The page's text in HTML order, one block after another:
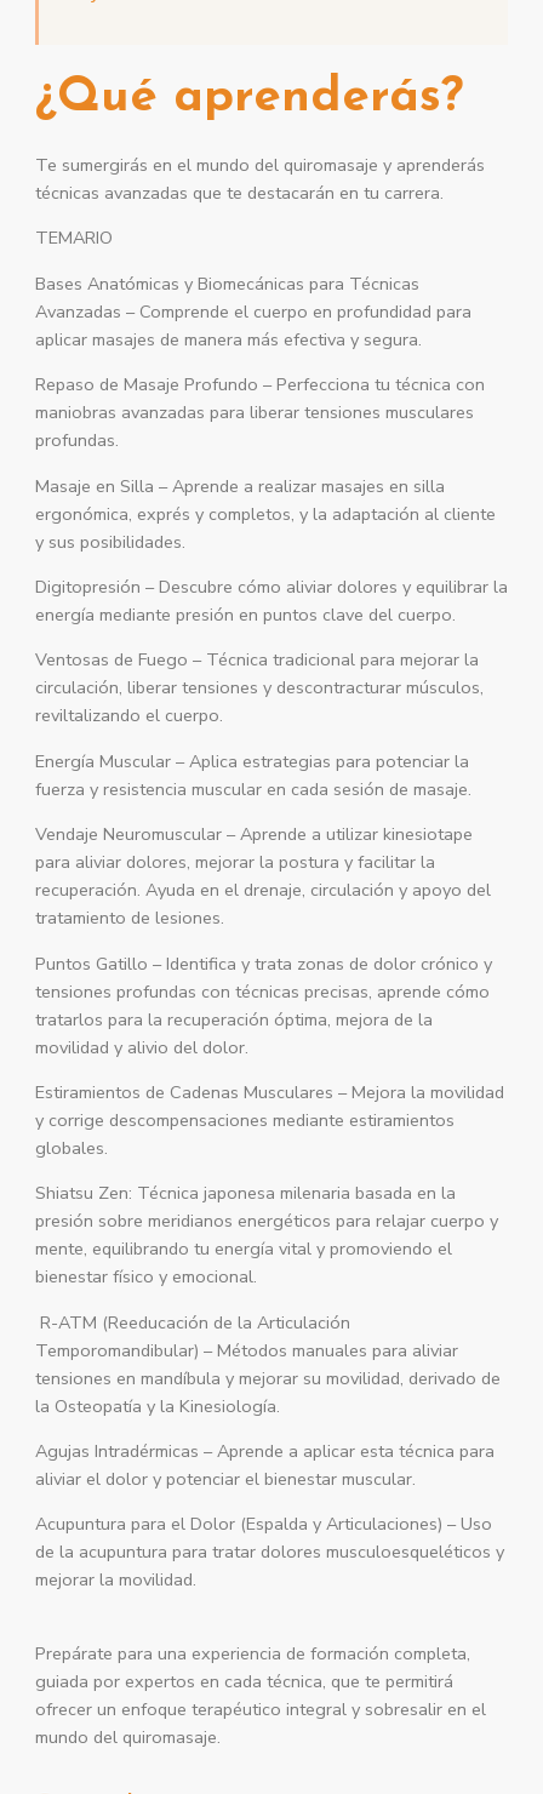
¿Qué aprenderás?
Te sumergirás en el mundo del quiromasaje y aprenderás
técnicas avanzadas que te destacarán en tu carrera.
TEMARIO
Bases Anatómicas y Biomecánicas para Técnicas
Avanzadas – Comprende el cuerpo en profundidad para
aplicar masajes de manera más efectiva y segura.
Repaso de Masaje Profundo – Perfecciona tu técnica con
maniobras avanzadas para liberar tensiones musculares
profundas.
Masaje en Silla – Aprende a realizar masajes en silla
ergonómica, exprés y completos, y la adaptación al cliente
y sus posibilidades.
Digitopresión – Descubre cómo aliviar dolores y equilibrar la
energía mediante presión en puntos clave del cuerpo.
Ventosas de Fuego – Técnica tradicional para mejorar la
circulación, liberar tensiones y descontracturar músculos,
reviltalizando el cuerpo.
Energía Muscular – Aplica estrategias para potenciar la
fuerza y resistencia muscular en cada sesión de masaje.
Vendaje Neuromuscular – Aprende a utilizar kinesiotape
para aliviar dolores, mejorar la postura y facilitar la
recuperación. Ayuda en el drenaje, circulación y apoyo del
tratamiento de lesiones.
Puntos Gatillo – Identifica y trata zonas de dolor crónico y
tensiones profundas con técnicas precisas, aprende cómo
tratarlos para la recuperación óptima, mejora de la
movilidad y alivio del dolor.
Estiramientos de Cadenas Musculares – Mejora la movilidad
y corrige descompensaciones mediante estiramientos
globales.
Shiatsu Zen: Técnica japonesa milenaria basada en la
presión sobre meridianos energéticos para relajar cuerpo y
mente, equilibrando tu energía vital y promoviendo el
bienestar físico y emocional.
R-ATM (Reeducación de la Articulación
Temporomandibular) – Métodos manuales para aliviar
tensiones en mandíbula y mejorar su movilidad, derivado de
la Osteopatía y la Kinesiología.
Agujas Intradérmicas – Aprende a aplicar esta técnica para
aliviar el dolor y potenciar el bienestar muscular.
Acupuntura para el Dolor (Espalda y Articulaciones) – Uso
de la acupuntura para tratar dolores musculoesqueléticos y
mejorar la movilidad.
Prepárate para una experiencia de formación completa,
guiada por expertos en cada técnica, que te permitirá
ofrecer un enfoque terapéutico integral y sobresalir en el
mundo del quiromasaje.